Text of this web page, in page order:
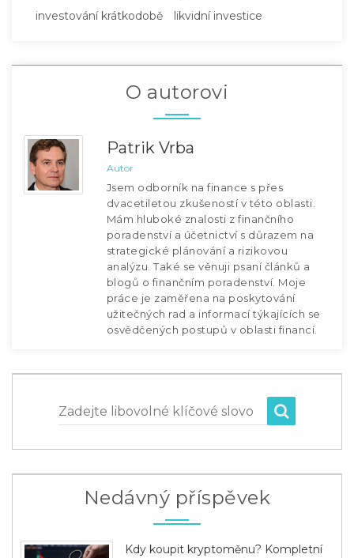
investování krátkodobě
likvidní investice
O autorovi
Patrik Vrba
Autor
Jsem odborník na finance s přes
dvacetiletou zkušeností v této oblasti.
Mám hluboké znalosti z finančního
poradenství a účetnictví s důrazem na
strategické plánování a rizikovou
analýzu. Také se věnuji psaní článků a
blogů o finančním poradenství. Moje
práce je zaměřena na poskytování
užitečných rad a informací týkajících se
osvědčených postupů v oblasti financí.
Zadejte libovolné klíčové slovo
Nedávný příspěvek
Kdy koupit kryptoměnu? Kompletní